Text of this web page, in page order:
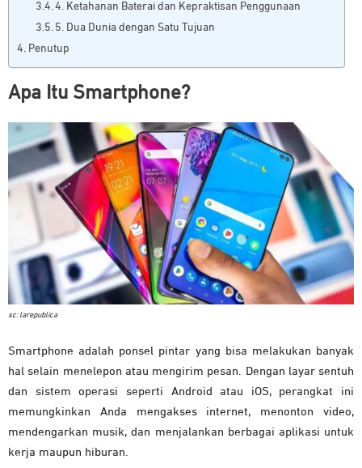
4. Ketahanan Baterai dan Kepraktisan Penggunaan
5. Dua Dunia dengan Satu Tujuan
Penutup
Apa Itu Smartphone?
sc: larepublica
Smartphone adalah ponsel pintar yang bisa melakukan banyak
hal selain menelepon atau mengirim pesan. Dengan layar sentuh
dan sistem operasi seperti Android atau iOS, perangkat ini
memungkinkan Anda mengakses internet, menonton video,
mendengarkan musik, dan menjalankan berbagai aplikasi untuk
kerja maupun hiburan.